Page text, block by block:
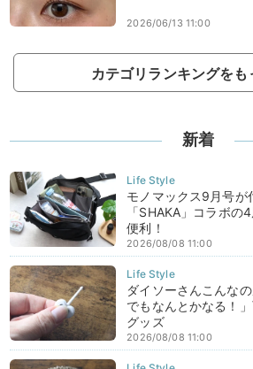
2026/06/13 11:00
カテゴリランキングをも
新着
モノマックス9月号が
「SHAKA」コラボの
便利！
2026/08/08 11:00
ダイソーさんこんな
でもなんとかなる！
グッズ
2026/08/08 11:00